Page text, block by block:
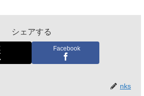
シェアする
Facebook
nks